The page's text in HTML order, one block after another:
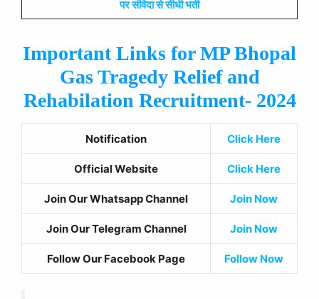
पर संविदा से सीधी भर्ती
Important Links forMP Bhopal
Gas Tragedy Relief and
Rehabilation Recruitment- 2024
Notification Click Here
Official Website Click Here
Join Our Whatsapp Channel Join Now
Join Our Telegram Channel Join Now
Follow Our Facebook Page Follow Now